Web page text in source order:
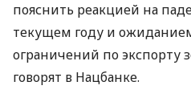
пояснить реакцией на
текущем году и
ограничений по экспорту
говорят в Нацбанке.